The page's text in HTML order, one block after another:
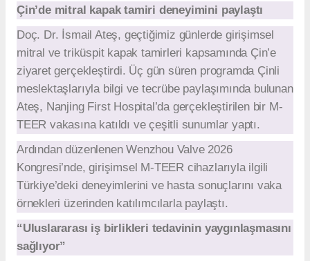
Çin’de mitral kapak tamiri deneyimini paylaştı
Doç. Dr. İsmail Ateş, geçtiğimiz günlerde girişimsel
mitral ve triküspit kapak tamirleri kapsamında Çin’e
ziyaret gerçekleştirdi. Üç gün süren programda Çinli
meslektaşlarıyla bilgi ve tecrübe paylaşımında bulunan
Ateş, Nanjing First Hospital’da gerçekleştirilen bir M-
TEER vakasına katıldı ve çeşitli sunumlar yaptı.
Ardından düzenlenen Wenzhou Valve 2026
Kongresi’nde, girişimsel M-TEER cihazlarıyla ilgili
Türkiye’deki deneyimlerini ve hasta sonuçlarını vaka
örnekleri üzerinden katılımcılarla paylaştı.
“Uluslararası iş birlikleri tedavinin yaygınlaşmasını
sağlıyor”